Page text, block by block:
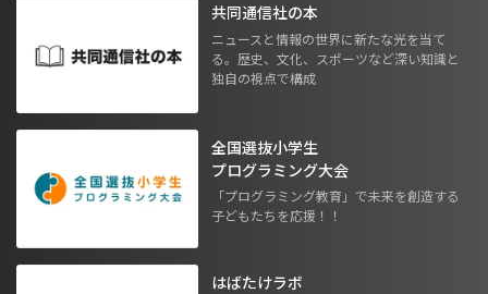
共同通信社の本
ニュースと情報の世界に新たな光を当て
る。歴史、文化、スポーツなど深い知識と
独自の視点で構成
全国選抜小学生
プログラミング大会
「プログラミング教育」で未来を創造する
子どもたちを応援！！
はばたけラボ